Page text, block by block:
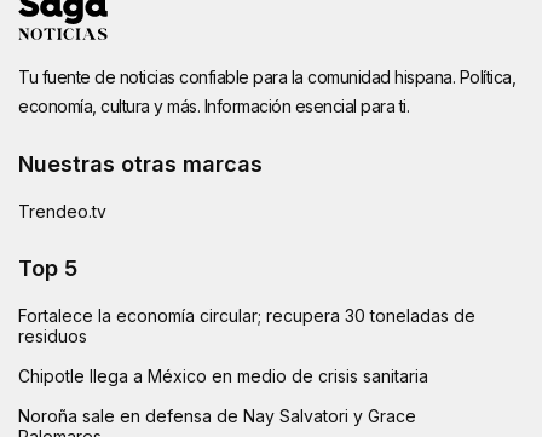
Tu fuente de noticias confiable para la comunidad hispana. Política,
economía, cultura y más. Información esencial para ti.
Nuestras otras marcas
Trendeo.tv
Top 5
Fortalece la economía circular; recupera 30 toneladas de
residuos
Chipotle llega a México en medio de crisis sanitaria
Noroña sale en defensa de Nay Salvatori y Grace